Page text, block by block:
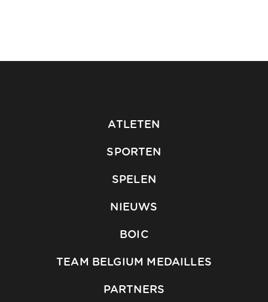
ATLETEN
SPORTEN
SPELEN
NIEUWS
BOIC
TEAM BELGIUM MEDAILLES
PARTNERS